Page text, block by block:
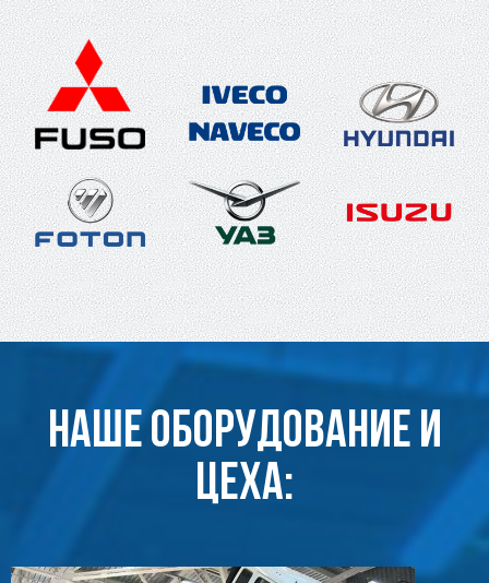
Наше оборудование и
цеха: